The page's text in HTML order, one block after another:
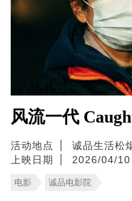
风流一代
活动地点
诚品生活松
上映日期
2026/04/10
电影 诚品电影院